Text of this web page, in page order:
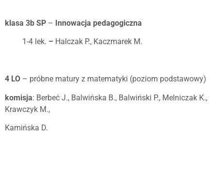
klasa 3b SP – Innowacja pedagogiczna
1-4 lek. – Halczak P., Kaczmarek M.
4 LO – próbne matury z matematyki (poziom podstawowy)
komisja: Berbeć J., Balwińska B., Balwiński P., Melniczak K.,
Krawczyk M.,
Kamińska D.